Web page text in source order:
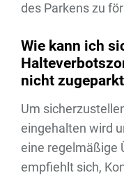
des Parkens zu
Wie kann ich
nicht
Um
eingehalten wird
eine regelmäßige
empfiehlt sich,